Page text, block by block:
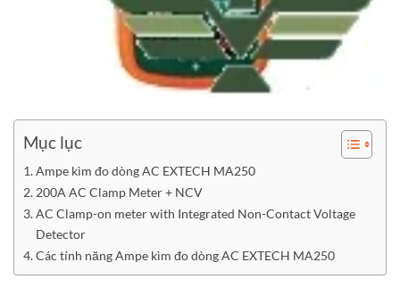
Mục lục
Ampe kìm đo dòng AC EXTECH MA250
200A AC Clamp Meter + NCV
AC Clamp-on meter with Integrated Non-Contact Voltage
Detector
Các tính năng Ampe kìm đo dòng AC EXTECH MA250